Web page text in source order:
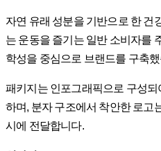
자연 유래 성분을 기반으로 한 건
는 운동을 즐기는 일반 소비자를
학성을 중심으로 브랜드를 구축
패키지는 인포그래픽으로 구성
하며, 분자 구조에서 착안한 로고
시에 전달합니다.